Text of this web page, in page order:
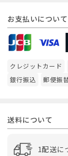
お支払いについて
クレジットカード
銀行振込
郵便振
送料について
1配送に